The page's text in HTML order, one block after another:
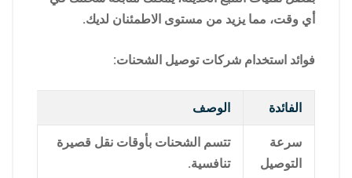
أي وقت، مما يزيد من مستوى الاطمئنان لديك.
فوائد استخدام شركات توصيل الشحنات:
الفائدة الوصف
سرعة
التوصيل
تتسم الشحنات بأوقات نقل قصيرة
تنافسية.